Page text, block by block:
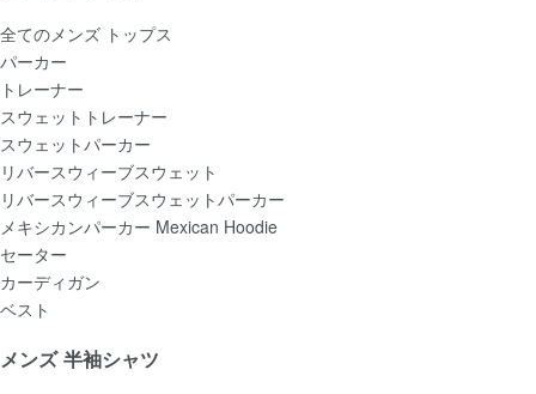
全てのメンズ トップス
パーカー
トレーナー
スウェットトレーナー
スウェットパーカー
リバースウィーブスウェット
リバースウィーブスウェットパーカー
メキシカンパーカー Mexican Hoodie
セーター
カーディガン
ベスト
メンズ 半袖シャツ